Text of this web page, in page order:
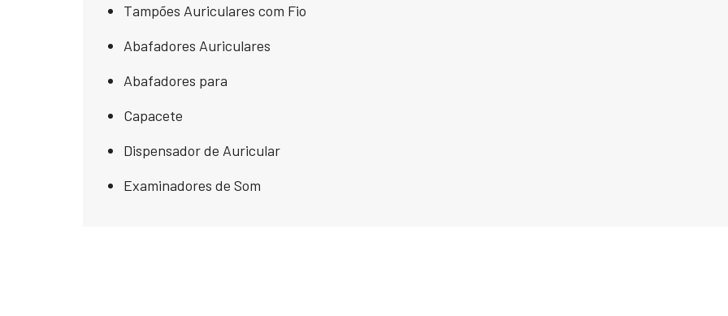
Tampões Auriculares com Fio
Abafadores Auriculares
Abafadores para
Capacete
Dispensador de Auricular
Examinadores de Som